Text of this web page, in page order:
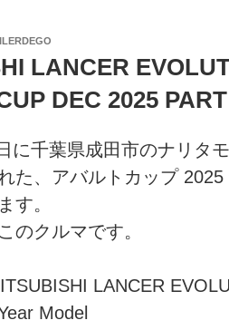
LANCER
DEC 2025
に千葉県成田市のナリタ
た、アバルトカップ 2025
す。
のクルマです。
LANCER
Model